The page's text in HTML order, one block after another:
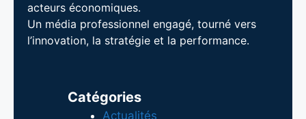
acteurs économiques.
Un média professionnel engagé, tourné vers
l’innovation, la stratégie et la performance.
Catégories
Actualités